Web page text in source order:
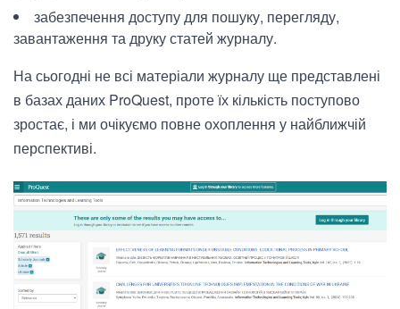
забезпечення доступу для пошуку, перегляду,
завантаження та друку статей журналу.
На сьогодні не всі матеріали журналу ще представлені
в базах даних ProQuest, проте їх кількість поступово
зростає, і ми очікуємо повне охоплення у найближчій
перспективі.